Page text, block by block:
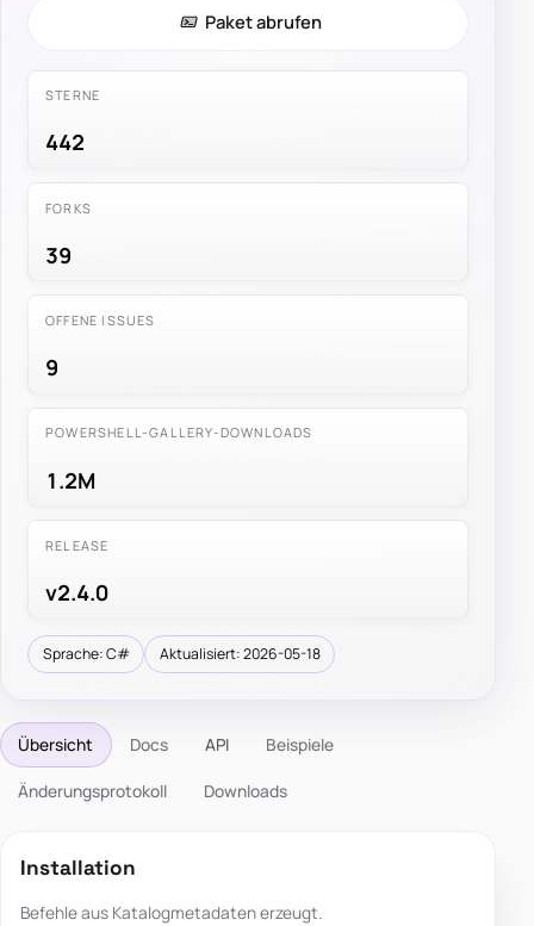
Paket abrufen
STERNE
442
FORKS
39
OFFENE ISSUES
9
POWERSHELL-GALLERY-DOWNLOADS
1.2M
RELEASE
v2.4.0
Sprache: C# Aktualisiert: 2026-05-18
Übersicht Docs API Beispiele
Änderungsprotokoll Downloads
Installation
Befehle aus Katalogmetadaten erzeugt.